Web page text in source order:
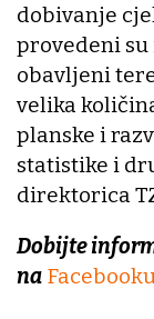
dobivanje
provedeni
obavljeni
velika
planske i
statistike i
direktorica
Dobijte
na